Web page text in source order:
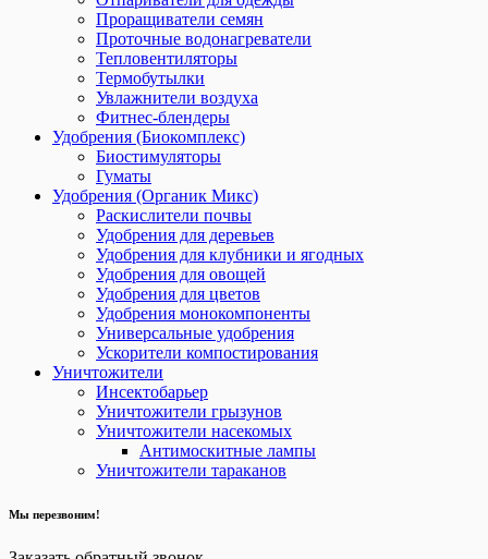
Проращиватели семян
Проточные водонагреватели
Тепловентиляторы
Термобутылки
Увлажнители воздуха
Фитнес-блендеры
Удобрения (Биокомплекс)
Биостимуляторы
Гуматы
Удобрения (Органик Микс)
Раскислители почвы
Удобрения для деревьев
Удобрения для клубники и ягодных
Удобрения для овощей
Удобрения для цветов
Удобрения монокомпоненты
Универсальные удобрения
Ускорители компостирования
Уничтожители
Инсектобарьер
Уничтожители грызунов
Уничтожители насекомых
Антимоскитные лампы
Уничтожители тараканов
Мы перезвоним!